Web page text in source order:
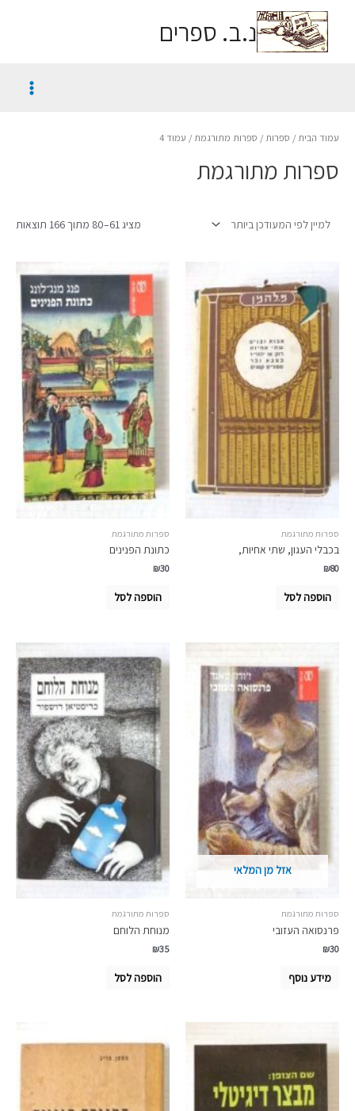
נ.ב. ספרים
עמוד הבית / ספרות / ספרות מתורגמת / עמוד 4
ספרות מתורגמת
מציג 61–80 מתוך 166 תוצאות
ספרות מתורגמת
בכבלי העגון, שתי אחיות,
₪80
הוספה לסל
ספרות מתורגמת
כתונת הפנינים
₪30
הוספה לסל
אזל מן המלאי
ספרות מתורגמת
פרנסואה העזובי
₪30
מידע נוסף
ספרות מתורגמת
מנוחת הלוחם
₪35
הוספה לסל